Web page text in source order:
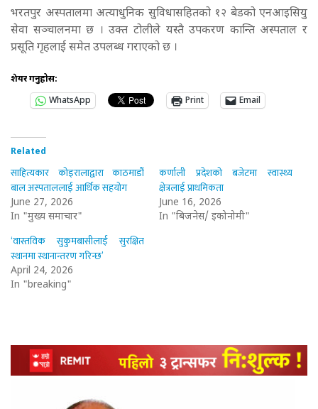
भरतपुर अस्पतालमा अत्याधुनिक सुविधासहितको १२ बेडको एनआइसियु
सेवा सञ्चालनमा छ । उक्त टोलीले यस्तै उपकरण कान्ति अस्पताल र
प्रसूति गृहलाई समेत उपलब्ध गराएको छ ।
शेयर गर्नुहोस:
WhatsApp
Print Email
Related
साहित्यकार कोइरालाद्वारा काठमाडौँ
बाल अस्पताललाई आर्थिक सहयोग
June 27, 2026
In "मुख्य समाचार"
कर्णाली प्रदेशको बजेटमा स्वास्थ्य
क्षेत्रलाई प्राथमिकता
June 16, 2026
In "बिजनेस/ इकोनोमी"
‘वास्तविक सुकुमबासीलाई सुरक्षित
स्थानमा स्थानान्तरण गरिन्छ’
April 24, 2026
In "breaking"